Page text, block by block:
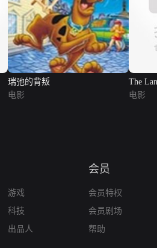
瑞弛的背叛
电影
The
电影
游戏
科技
出品人
会员
会员特权
会员剧场
帮助